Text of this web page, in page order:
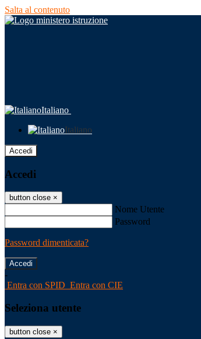
Salta al contenuto
Italiano
Italiano
Accedi
Accedi
button close ×
Nome Utente
Password
Password dimenticata?
-
Entra con SPID Entra con CIE
Seleziona utente
button close ×